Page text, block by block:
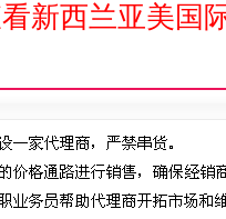
新西兰亚美国